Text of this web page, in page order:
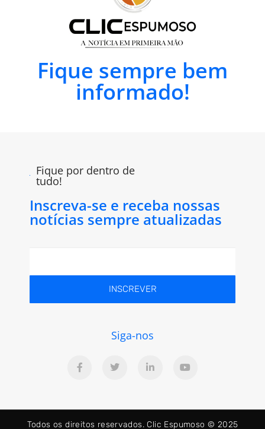
Fique sempre bem
informado!
Fique por dentro de
tudo!
Inscreva-se e receba nossas
notícias sempre atualizadas
INSCREVER
Siga-nos
Todos os direitos reservados. Clic Espumoso © 2025